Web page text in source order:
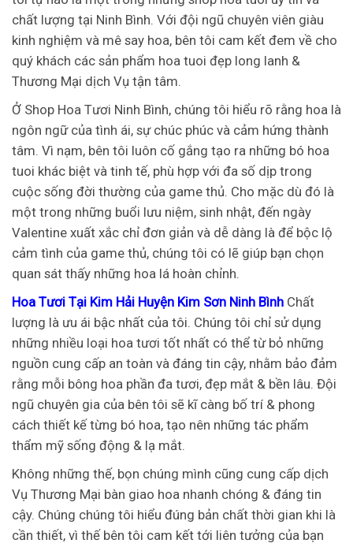
chất lượng tại Ninh Bình. Với đội ngũ chuyên viên giàu
kinh nghiệm và mê say hoa, bên tôi cam kết đem về cho
quý khách các sản phẩm hoa tuoi đẹp long lanh &
Thương Mại dịch Vụ tận tâm.
Ở Shop Hoa Tươi Ninh Bình, chúng tôi hiểu rõ rằng hoa là
ngôn ngữ của tình ái, sự chúc phúc và cảm hứng thành
tâm. Vì nạm, bên tôi luôn cố gắng tạo ra những bó hoa
tuoi khác biệt và tinh tế, phù hợp với đa số dịp trong
cuộc sống đời thường của game thủ. Cho mặc dù đó là
một trong những buổi lưu niệm, sinh nhật, đến ngày
Valentine xuất xắc chỉ đơn giản và dễ dàng là để bộc lộ
cảm tình của game thủ, chúng tôi có lẽ giúp bạn chọn
quan sát thấy những hoa lá hoàn chỉnh.
Hoa Tươi Tại Kim Hải Huyện Kim Sơn Ninh Bình Chất
lượng là ưu ái bậc nhất của tôi. Chúng tôi chỉ sử dụng
những nhiều loại hoa tươi tốt nhất có thể từ bỏ những
nguồn cung cấp an toàn và đáng tin cậy, nhằm bảo đảm
rằng mỗi bông hoa phần đa tươi, đẹp mắt & bền lâu. Đội
ngũ chuyên gia của bên tôi sẽ kĩ càng bố trí & phong
cách thiết kế từng bó hoa, tạo nên những tác phẩm
thẩm mỹ sống động & lạ mắt.
Không những thế, bọn chúng mình cũng cung cấp dịch
Vụ Thương Mại bàn giao hoa nhanh chóng & đáng tin
cậy. Chúng chúng tôi hiểu đúng bản chất thời gian khi là
cần thiết, vì thế bên tôi cam kết tới liên tưởng của bạn